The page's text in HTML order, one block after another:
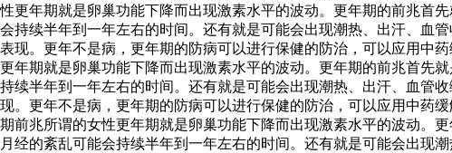
性更年期就是卵巢功能下降而出现激素水平的波动。更年期的前兆首
会持续半年到一年左右的时间。还有就是可能会出现潮热、出汗、血
表现。更年不是病，更年期的防病可以进行保健的防治，可以应用中
更年期就是卵巢功能下降而出现激素水平的波动。更年期的前兆首先
持续半年到一年左右的时间。还有就是可能会出现潮热、出汗、血管
现。更年不是病，更年期的防病可以进行保健的防治，可以应用中药
期前兆所谓的女性更年期就是卵巢功能下降而出现激素水平的波动。
月经的紊乱可能会持续半年到一年左右的时间。还有就是可能会出现